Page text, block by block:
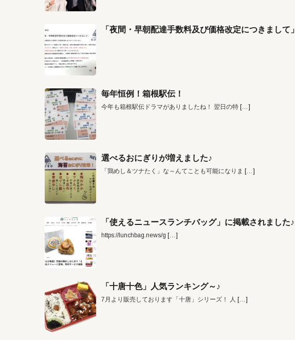
「夜間・早朝配達手数料及び価格改定につきまして」
毎年恒例！箱根駅伝！
今年も箱根駅伝ドラマがありましたね！ 翌日の特 […]
選べるおにぎりが増えました♪
「鶏めし＆ツナたく」な～んてことも可能になりま […]
「使えるニュースランチバッグ」に掲載されました♪
https://lunchbag.news/g […]
「十唐十色」人気ランキング～♪
7月より販売しております「十唐」シリーズ！ 人 […]